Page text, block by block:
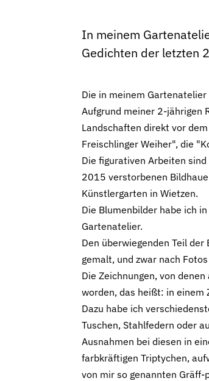
In meinem
Gedichten der letzten
Die in meinem
Aufgrund meiner 2-jährigen
Landschaften direkt vor
Freischlinger Weiher", die
Die figurativen Arbeiten
2015 verstorbenen
Künstlergarten in Wietzen.
Die Blumenbilder habe ich
Gartenatelier.
Den überwiegenden Teil
gemalt, und zwar nach
Die Zeichnungen, von
worden, das heißt: in einem
Dazu habe ich
Tuschen, Stahlfedern oder
Ausnahmen bei diesen in
farbkräftigen Triptychen,
von mir so genannten